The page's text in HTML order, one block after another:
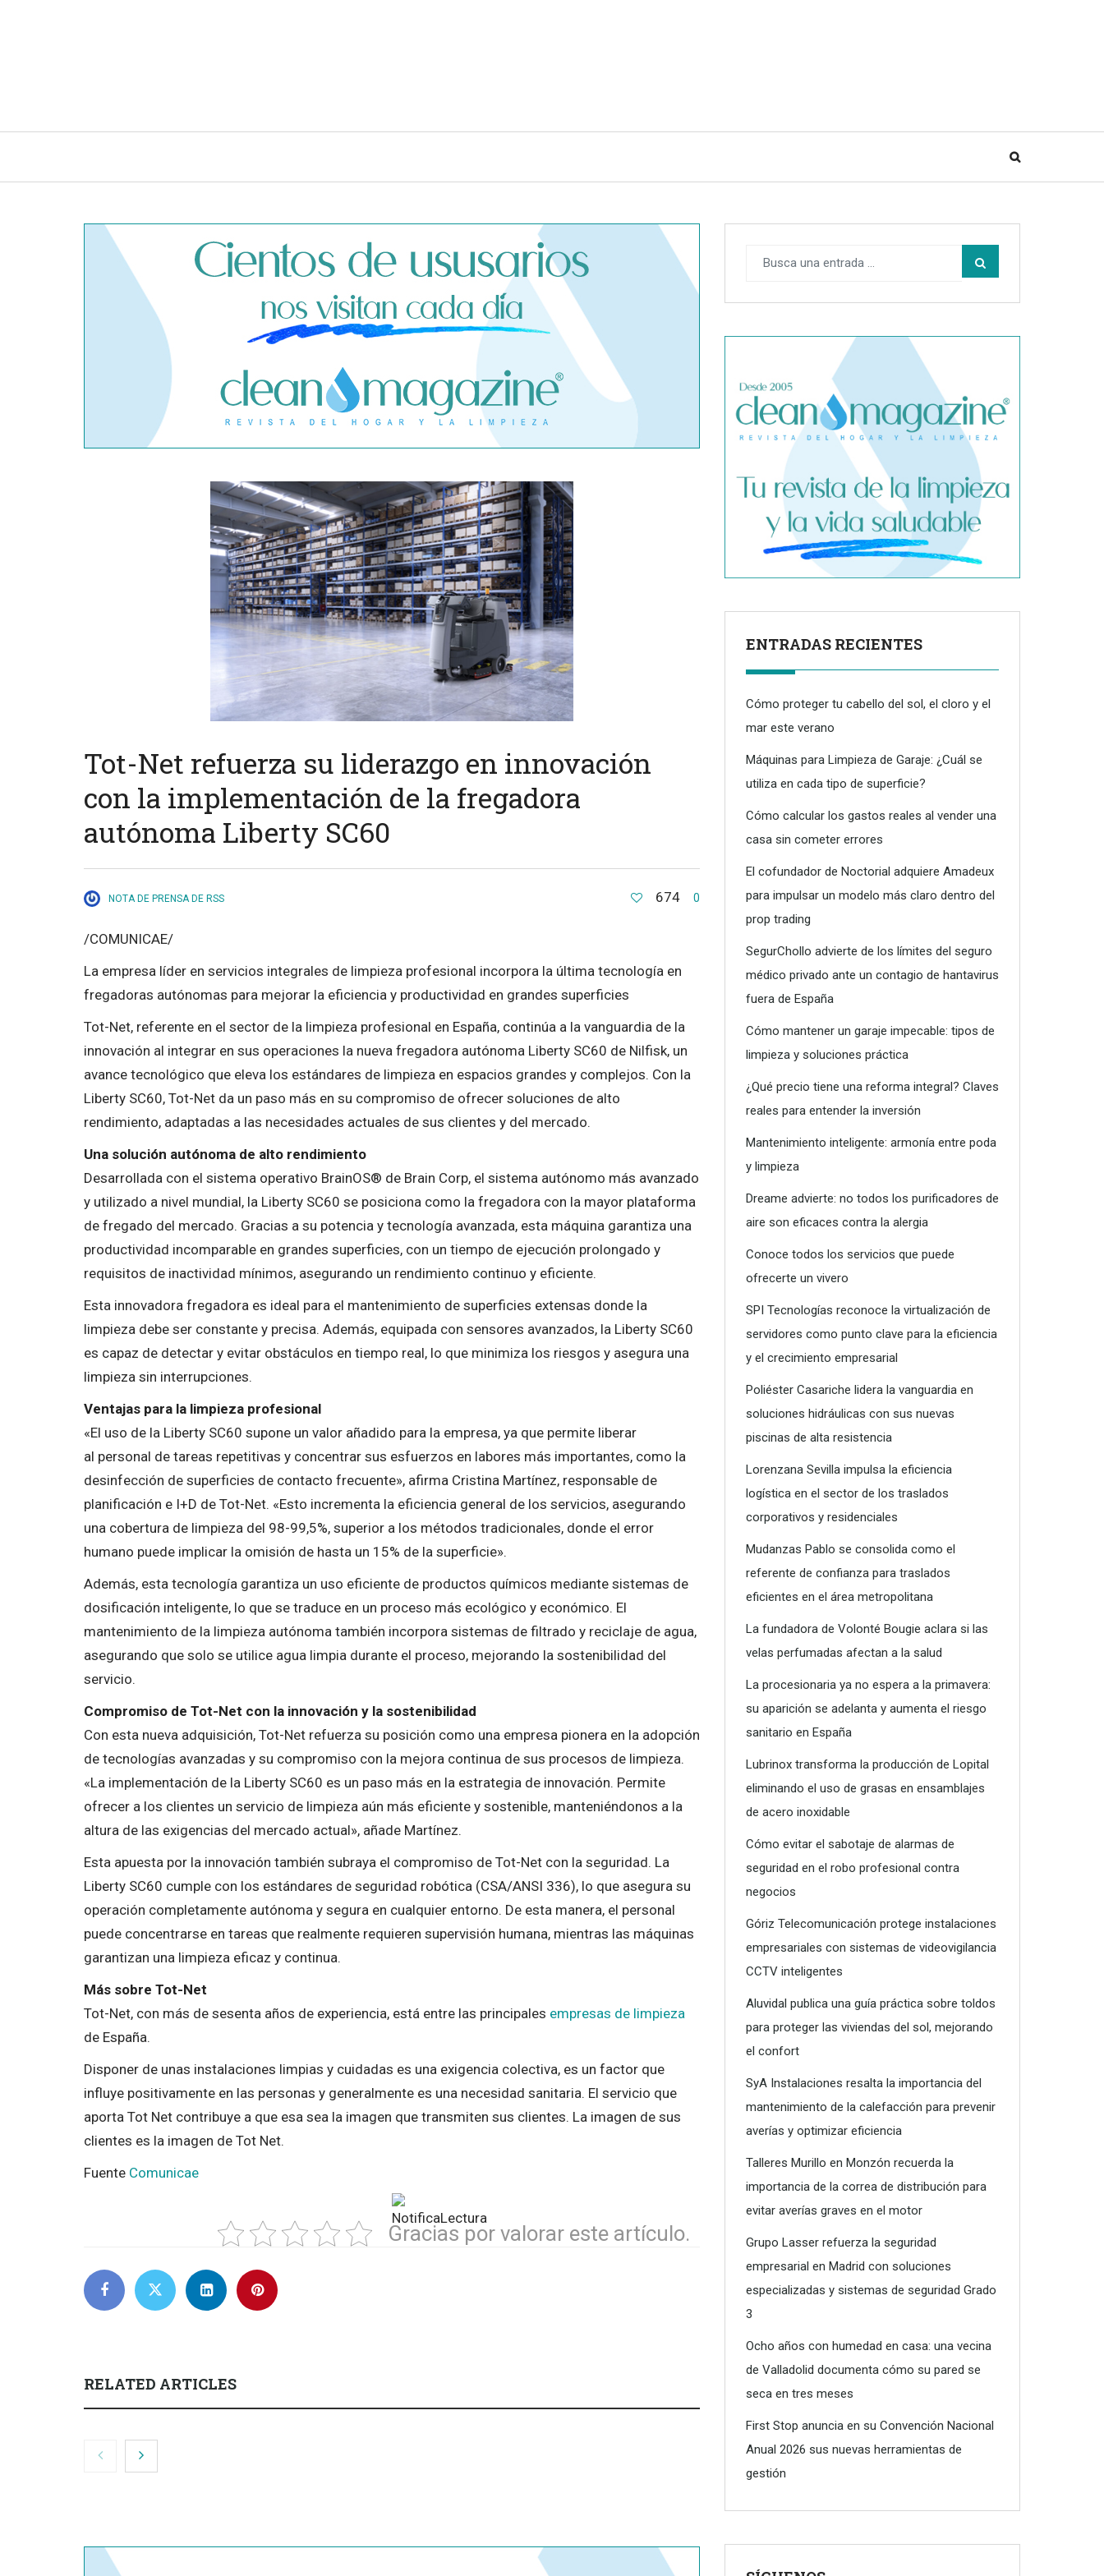
Tot-Net refuerza su liderazgo en innovación
con la implementación de la fregadora
autónoma Liberty SC60
NOTA DE PRENSA DE RSS 674 0
/COMUNICAE/
La empresa líder en servicios integrales de limpieza profesional incorpora la última tecnología en
fregadoras autónomas para mejorar la eficiencia y productividad en grandes superficies
Tot-Net, referente en el sector de la limpieza profesional en España, continúa a la vanguardia de la
innovación al integrar en sus operaciones la nueva fregadora autónoma Liberty SC60 de Nilfisk, un
avance tecnológico que eleva los estándares de limpieza en espacios grandes y complejos. Con la
Liberty SC60, Tot-Net da un paso más en su compromiso de ofrecer soluciones de alto
rendimiento, adaptadas a las necesidades actuales de sus clientes y del mercado.
Una solución autónoma de alto rendimiento
Desarrollada con el sistema operativo BrainOS® de Brain Corp, el sistema autónomo más avanzado
y utilizado a nivel mundial, la Liberty SC60 se posiciona como la fregadora con la mayor plataforma
de fregado del mercado. Gracias a su potencia y tecnología avanzada, esta máquina garantiza una
productividad incomparable en grandes superficies, con un tiempo de ejecución prolongado y
requisitos de inactividad mínimos, asegurando un rendimiento continuo y eficiente.
Esta innovadora fregadora es ideal para el mantenimiento de superficies extensas donde la
limpieza debe ser constante y precisa. Además, equipada con sensores avanzados, la Liberty SC60
es capaz de detectar y evitar obstáculos en tiempo real, lo que minimiza los riesgos y asegura una
limpieza sin interrupciones.
Ventajas para la limpieza profesional
«El uso de la Liberty SC60 supone un valor añadido para la empresa, ya que permite liberar
al personal de tareas repetitivas y concentrar sus esfuerzos en labores más importantes, como la
desinfección de superficies de contacto frecuente», afirma Cristina Martínez, responsable de
planificación e I+D de Tot-Net. «Esto incrementa la eficiencia general de los servicios, asegurando
una cobertura de limpieza del 98-99,5%, superior a los métodos tradicionales, donde el error
humano puede implicar la omisión de hasta un 15% de la superficie».
Además, esta tecnología garantiza un uso eficiente de productos químicos mediante sistemas de
dosificación inteligente, lo que se traduce en un proceso más ecológico y económico. El
mantenimiento de la limpieza autónoma también incorpora sistemas de filtrado y reciclaje de agua,
asegurando que solo se utilice agua limpia durante el proceso, mejorando la sostenibilidad del
servicio.
Compromiso de Tot-Net con la innovación y la sostenibilidad
Con esta nueva adquisición, Tot-Net refuerza su posición como una empresa pionera en la adopción
de tecnologías avanzadas y su compromiso con la mejora continua de sus procesos de limpieza.
«La implementación de la Liberty SC60 es un paso más en la estrategia de innovación. Permite
ofrecer a los clientes un servicio de limpieza aún más eficiente y sostenible, manteniéndonos a la
altura de las exigencias del mercado actual», añade Martínez.
Esta apuesta por la innovación también subraya el compromiso de Tot-Net con la seguridad. La
Liberty SC60 cumple con los estándares de seguridad robótica (CSA/ANSI 336), lo que asegura su
operación completamente autónoma y segura en cualquier entorno. De esta manera, el personal
puede concentrarse en tareas que realmente requieren supervisión humana, mientras las máquinas
garantizan una limpieza eficaz y continua.
Más sobre Tot-Net
Tot-Net, con más de sesenta años de experiencia, está entre las principales empresas de limpieza
de España.
Disponer de unas instalaciones limpias y cuidadas es una exigencia colectiva, es un factor que
influye positivamente en las personas y generalmente es una necesidad sanitaria. El servicio que
aporta Tot Net contribuye a que esa sea la imagen que transmiten sus clientes. La imagen de sus
clientes es la imagen de Tot Net.
Fuente Comunicae
Gracias por valorar este artículo.
RELATED ARTICLES
El cofundador de Noctorial
ENTRADAS RECIENTES
Cómo proteger tu cabello del sol, el cloro y el
mar este verano
Máquinas para Limpieza de Garaje: ¿Cuál se
utiliza en cada tipo de superficie?
Cómo calcular los gastos reales al vender una
casa sin cometer errores
El cofundador de Noctorial adquiere Amadeux
para impulsar un modelo más claro dentro del
prop trading
SegurChollo advierte de los límites del seguro
médico privado ante un contagio de hantavirus
fuera de España
Cómo mantener un garaje impecable: tipos de
limpieza y soluciones práctica
¿Qué precio tiene una reforma integral? Claves
reales para entender la inversión
Mantenimiento inteligente: armonía entre poda
y limpieza
Dreame advierte: no todos los purificadores de
aire son eficaces contra la alergia
Conoce todos los servicios que puede
ofrecerte un vivero
SPI Tecnologías reconoce la virtualización de
servidores como punto clave para la eficiencia
y el crecimiento empresarial
Poliéster Casariche lidera la vanguardia en
soluciones hidráulicas con sus nuevas
piscinas de alta resistencia
Lorenzana Sevilla impulsa la eficiencia
logística en el sector de los traslados
corporativos y residenciales
Mudanzas Pablo se consolida como el
referente de confianza para traslados
eficientes en el área metropolitana
La fundadora de Volonté Bougie aclara si las
velas perfumadas afectan a la salud
La procesionaria ya no espera a la primavera:
su aparición se adelanta y aumenta el riesgo
sanitario en España
Lubrinox transforma la producción de Lopital
eliminando el uso de grasas en ensamblajes
de acero inoxidable
Cómo evitar el sabotaje de alarmas de
seguridad en el robo profesional contra
negocios
Góriz Telecomunicación protege instalaciones
empresariales con sistemas de videovigilancia
CCTV inteligentes
Aluvidal publica una guía práctica sobre toldos
para proteger las viviendas del sol, mejorando
el confort
SyA Instalaciones resalta la importancia del
mantenimiento de la calefacción para prevenir
averías y optimizar eficiencia
Talleres Murillo en Monzón recuerda la
importancia de la correa de distribución para
evitar averías graves en el motor
Grupo Lasser refuerza la seguridad
empresarial en Madrid con soluciones
especializadas y sistemas de seguridad Grado
3
Ocho años con humedad en casa: una vecina
de Valladolid documenta cómo su pared se
seca en tres meses
First Stop anuncia en su Convención Nacional
Anual 2026 sus nuevas herramientas de
gestión